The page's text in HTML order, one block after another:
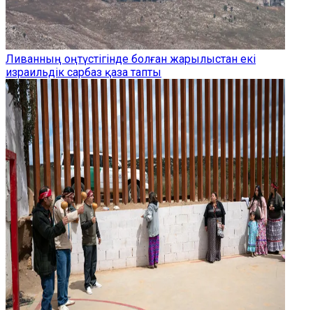
Ливанның оңтүстігінде болған жарылыстан екі
израильдік сарбаз қаза тапты